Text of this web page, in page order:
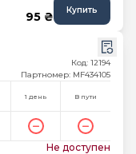
95 ₴ Купить
Код: 12194
Партномер: MF434105
1 день В пути
Не доступен